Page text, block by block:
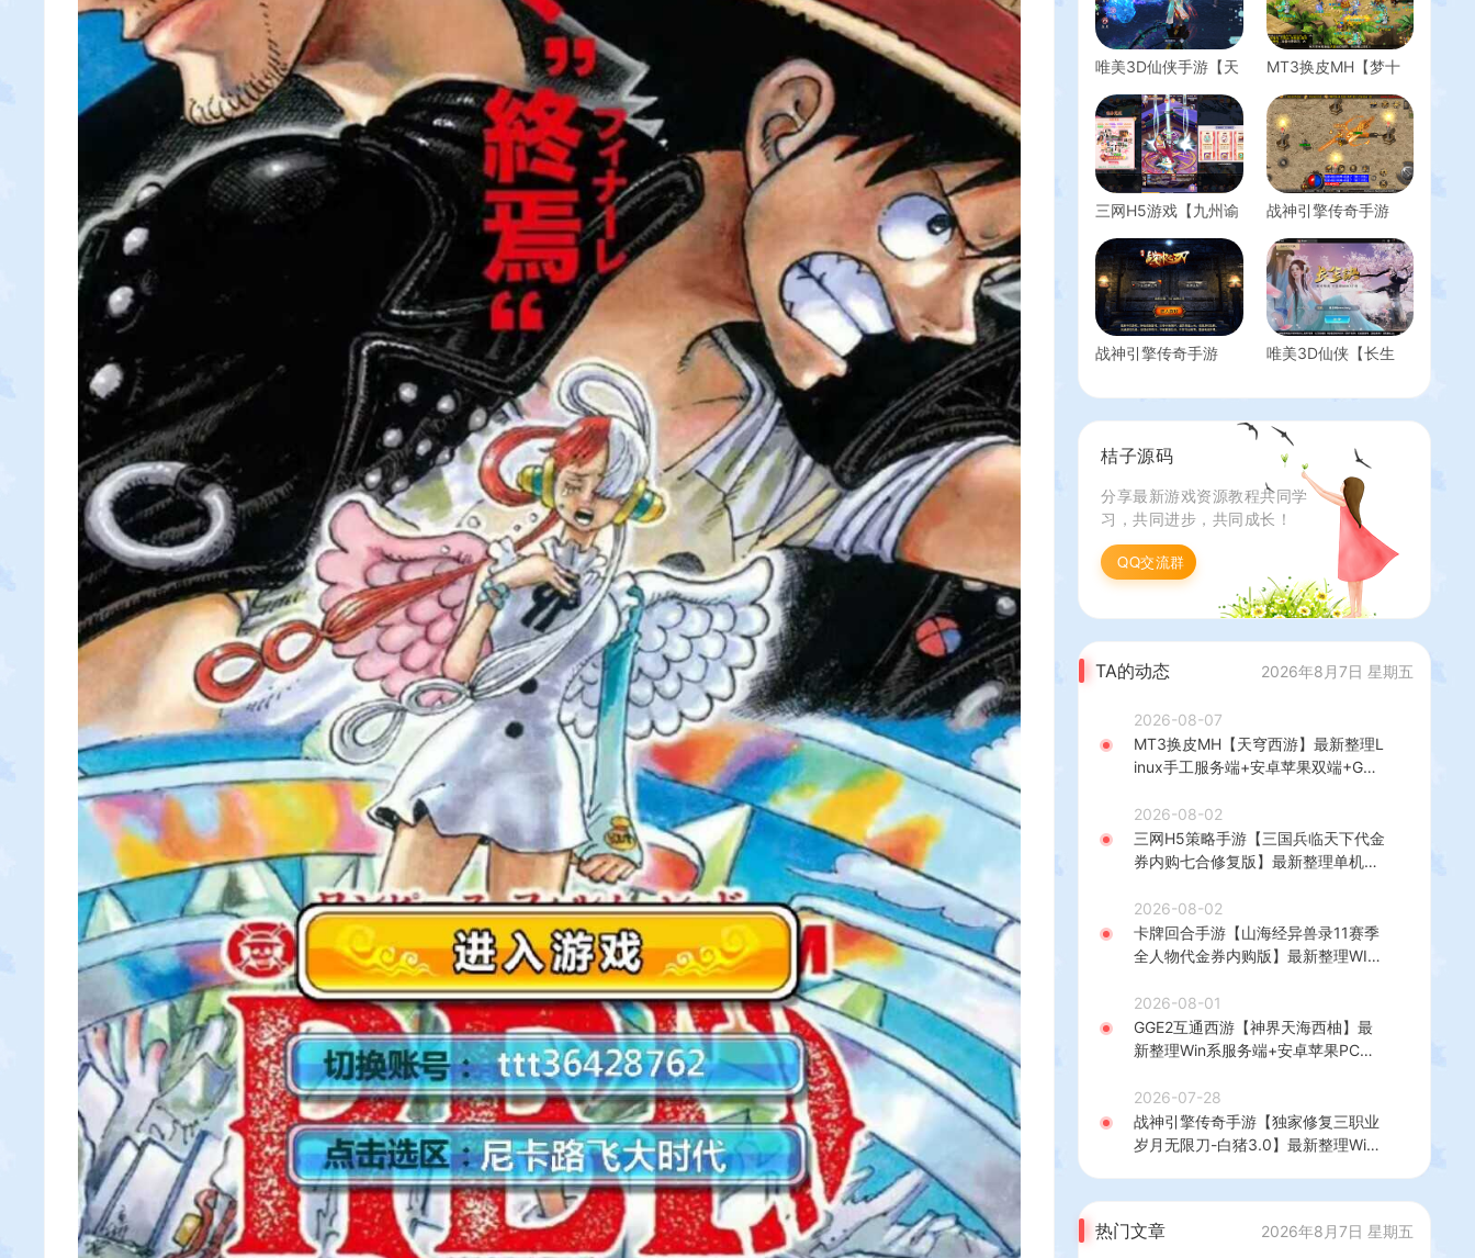
唯美3D仙侠手游【天
最新整理单机一键即
玩镜像端+Linux手工
端+安卓+多区跨服
+管理后台+GM授权
后台+详细搭建教程
MT3换皮MH【梦十
版】最新整理单机一
键即玩镜像端+Linux
手工服务端+安卓苹
果双端+GM后台+详
细搭建教程+全套源
码+攻略
三网H5游戏【九州谕
键即玩镜像端+Linux
手工服务端+详细搭
建教程
战神引擎传奇手游
大陆白猪2】最新整理
WIN系复古服务端
+安卓苹果双端+GM
授权物品后台+详细
搭建教程
战神引擎传奇手游
最新整理WIN系特色
服务端+安卓苹果双
+详细搭建教程
唯美3D仙侠【长生
证手工端+安卓苹果
双端+搭建教程+授权
后台
桔子源码
分享最新游戏资源教程共同学
习，共同进步，共同成长！
QQ交流群
TA的动态 2026年8月7日 星期五
2026-08-07
MT3换皮MH【天穹西游】最新整理L
inux手工服务端+安卓苹果双端+GM
教程
2026-08-02
三网H5策略手游【三国兵临天下代金
券内购七合修复版】最新整理单机一
理后台+GM授权后台+简易安卓客户
端+详细搭建教程+视频教程
2026-08-02
卡牌回合手游【山海经异兽录11赛季
全人物代金券内购版】最新整理WIN
+热更修改工具+安卓+详细搭建教程
2026-08-01
GGE2互通西游【神界天海西柚】最
新整理Win系服务端+安卓苹果PC三
建教程
2026-07-28
战神引擎传奇手游【独家修复三职业
岁月无限刀-白猪3.0】最新整理Win
热门文章 2026年8月7日 星期五